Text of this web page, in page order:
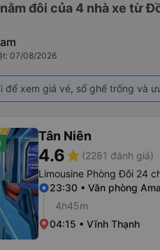
đôi của 4 nhà xe từ
07/08/2026
để xem giá vé, số ghế trống và
Tân Niên
4.6star (2281 đánh giá)
Limousine Phòng Đôi 24
23:30 • Văn phòng
4h45m
04:15 • Vĩnh Thạnh